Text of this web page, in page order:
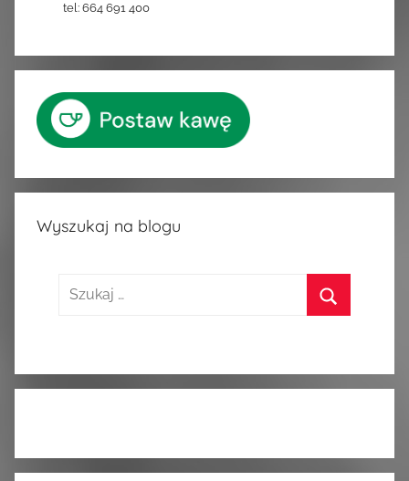
tel: 664 691 400
Wyszukaj na blogu
Szukaj: